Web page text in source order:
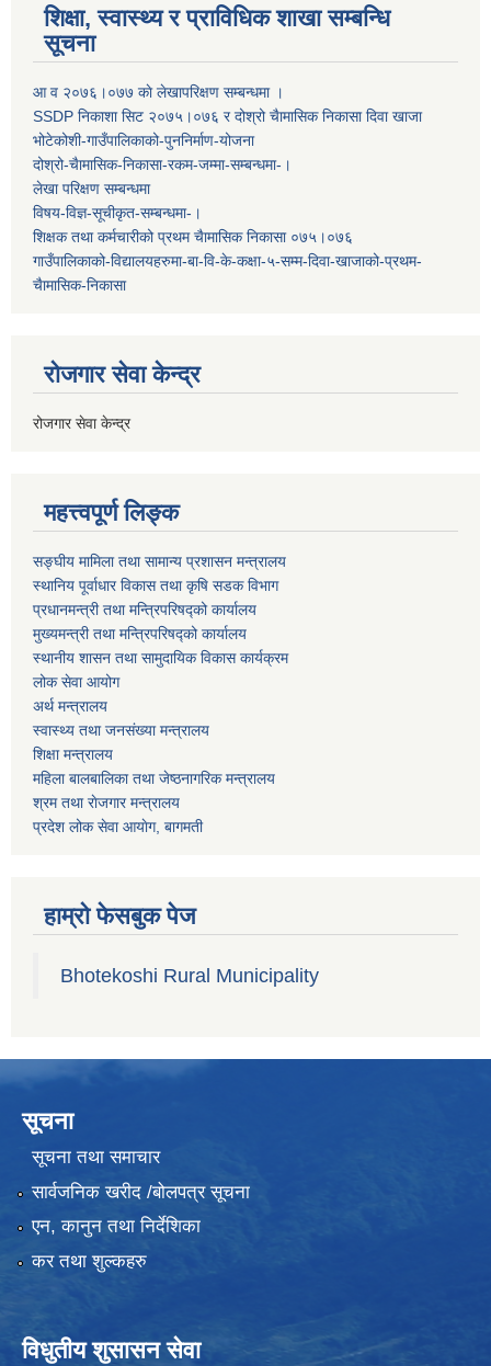
शिक्षा, स्वास्थ्य र प्राविधिक शाखा सम्बन्धि
सूचना
आ व २०७६।०७७ काे लेखापरिक्षण सम्बन्धमा ।
SSDP निकाशा सिट २०७५।०७६ र दोश्रो चैामासिक निकासा दिवा खाजा
भोटेकोशी-गाउँपालिकाको-पुननिर्माण-योजना
दोश्रो-चैामासिक-निकासा-रकम-जम्मा-सम्बन्धमा-।
लेखा परिक्षण सम्बन्धमा
विषय-विज्ञ-सूचीकृत-सम्बन्धमा-।
शिक्षक तथा कर्मचारीको प्रथम च‌ैामासिक निकासा ०७५।०७६
गाउँपालिकाको-विद्यालयहरुमा-बा-वि-के-कक्षा-५-सम्म-दिवा-खाजाको-प्रथम-
चैामासिक-निकासा
रोजगार सेवा केन्द्र
रोजगार सेवा केन्द्र
महत्त्वपूर्ण लिङ्क
सङ्घीय मामिला तथा सामान्य प्रशासन मन्त्रालय
स्थानिय पूर्वाधार विकास तथा कृषि सडक विभाग
प्रधानमन्त्री तथा मन्त्रिपरिषद्को कार्यालय
मुख्यमन्त्री तथा मन्त्रिपरिषद्को कार्यालय
स्थानीय शासन तथा सामुदायिक विकास कार्यक्रम
लोक सेवा आयोग
अर्थ मन्त्रालय
स्वास्थ्य तथा जनस‌ंख्या मन्त्रालय
शिक्षा मन्त्रालय
महिला बालबालिका तथा जेष्ठनागरिक मन्त्रालय
श्रम तथा राेजगार मन्त्रालय
प्रदेश लोक सेवा आयाेग, बागमती
हाम्रो फेसबुक पेज
Bhotekoshi Rural Municipality
सूचना
सूचना तथा समाचार
सार्वजनिक खरीद /बोलपत्र सूचना
एन, कानुन तथा निर्देशिका
कर तथा शुल्कहरु
विधुतीय शुसासन सेवा